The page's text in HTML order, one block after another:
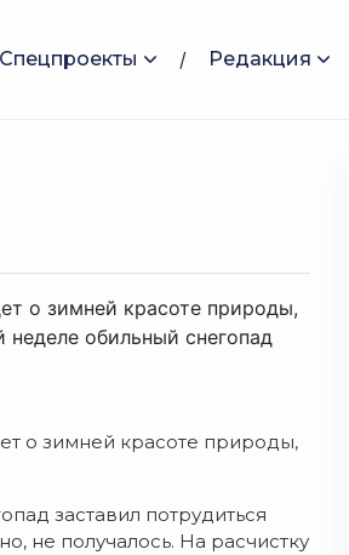
Спецпроекты Редакция
о зимней красоте природы,
обильный снегопад
о зимней красоте природы,
заставил потрудиться
не получалось. На расчистку